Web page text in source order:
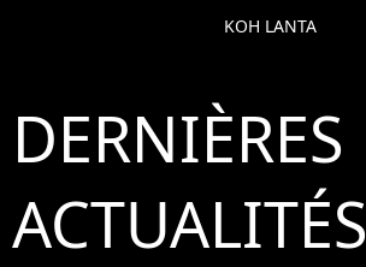
KOH LANTA
DERNIÈRES
ACTUALITÉS